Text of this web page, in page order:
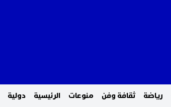
رياضة ثقافة وفن منوعات الرئيسية دولية